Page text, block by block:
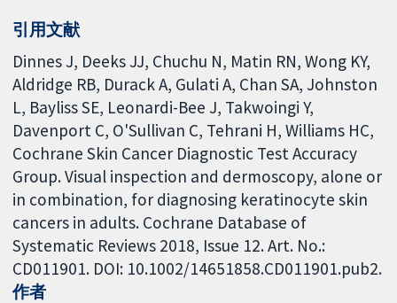
引用文献
Dinnes J, Deeks JJ, Chuchu N, Matin RN, Wong KY,
Aldridge RB, Durack A, Gulati A, Chan SA, Johnston
L, Bayliss SE, Leonardi-Bee J, Takwoingi Y,
Davenport C, O'Sullivan C, Tehrani H, Williams HC,
Cochrane Skin Cancer Diagnostic Test Accuracy
Group. Visual inspection and dermoscopy, alone or
in combination, for diagnosing keratinocyte skin
cancers in adults. Cochrane Database of
Systematic Reviews 2018, Issue 12. Art. No.:
CD011901. DOI: 10.1002/14651858.CD011901.pub2.
作者